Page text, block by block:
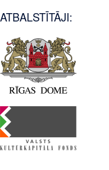
ATBALSTĪTĀJI: